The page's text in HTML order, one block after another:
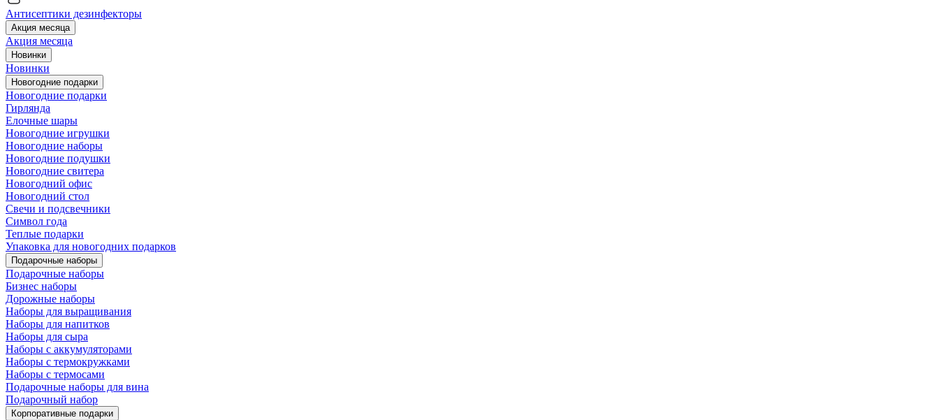
Антисептики дезинфекторы
Акция месяца
Акция месяца
Новинки
Новинки
Новогодние подарки
Новогодние подарки
Гирлянда
Елочные шары
Новогодние игрушки
Новогодние наборы
Новогодние подушки
Новогодние свитера
Новогодний офис
Новогодний стол
Свечи и подсвечники
Символ года
Теплые подарки
Упаковка для новогодних подарков
Подарочные наборы
Подарочные наборы
Бизнес наборы
Дорожные наборы
Наборы для выращивания
Наборы для напитков
Наборы для сыра
Наборы с аккумуляторами
Наборы с термокружками
Наборы с термосами
Подарочные наборы для вина
Подарочный набор
Корпоративные подарки